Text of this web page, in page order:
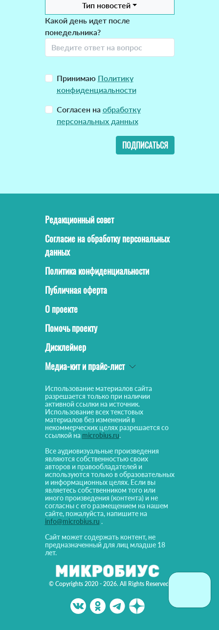
Тип новостей
Какой день идет после
понедельника?
Принимаю Политику
конфиденциальности
Согласен на обработку
персональных данных
ПОДПИСАТЬСЯ
© Copyrights 2020 - 2026. All Rights Reserved!
Редакционный совет
Согласие на обработку персональных
данных
Политика конфиденциальности
Публичная оферта
О проекте
Помочь проекту
Дисклеймер
Медиа-кит и прайс-лист
Использование материалов сайта
разрешается только при наличии
активной ссылки на источник.
Использование всех текстовых
материалов без изменений в
некоммерческих целях разрешается со
ссылкой на microbius.ru.
Все аудиовизуальные произведения
являются собственностью своих
авторов и правообладателей и
используются только в образовательных
и информационных целях. Если вы
являетесь собственником того или
иного произведения (контента) и не
согласны с его размещением на нашем
сайте, пожалуйста, напишите на
info@microbius.ru .
Сайт может содержать контент, не
предназначенный для лиц младше 18
лет.